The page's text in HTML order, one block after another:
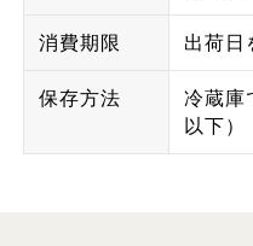
消費期限 出荷日
保存方法
冷蔵庫
以下）